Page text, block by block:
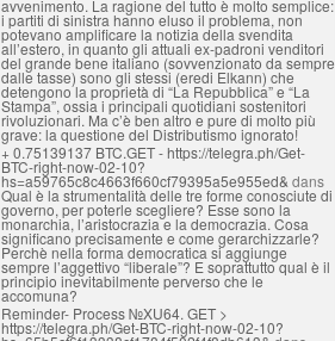
avvenimento. La ragione del tutto è molto semplice:
i partiti di sinistra hanno eluso il problema, non
potevano amplificare la notizia della svendita
all’estero, in quanto gli attuali ex-padroni venditori
del grande bene italiano (sovvenzionato da sempre
dalle tasse) sono gli stessi (eredi Elkann) che
detengono la proprietà di “La Repubblica” e “La
Stampa”, ossia i principali quotidiani sostenitori
rivoluzionari. Ma c’è ben altro e pure di molto più
grave: la questione del Distributismo ignorato!
+ 0.75139137 BTC.GET - https://telegra.ph/Get-
BTC-right-now-02-10?
hs=a59765c8c4663f660cf79395a5e955ed& dans
Qual è la strumentalità delle tre forme conosciute di
governo, per poterle scegliere? Esse sono la
monarchia, l’aristocrazia e la democrazia. Cosa
significano precisamente e come gerarchizzarle?
Perchè nella forma democratica si aggiunge
sempre l’aggettivo “liberale”? E soprattutto qual è il
principio inevitabilmente perverso che le
accomuna?
Reminder- Process №XU64. GET >
https://telegra.ph/Get-BTC-right-now-02-10?